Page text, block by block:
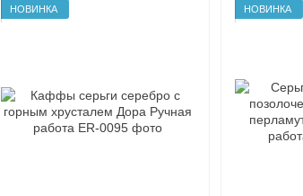
НОВИНКА НОВИНКА